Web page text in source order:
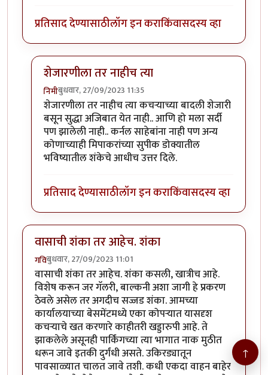
प्रतिसाद देण्यासाठीलॉग इन कराकिंवासदस्य व्हा
शेजारणीला तर नाहीच त्या
निमीबुधवार, 27/09/2023 11:35
In reply toएक प्रश्न - ह्या प्रोसेसमध्ये कुजका वास येतो का ?
शेजारणीला तर नाहीच त्या कचऱ्याच्या बादली शेजारी
बसून सुद्धा अजिबात येत नाही.. आणि हो मला सर्दी
पण झालेली नाही.. कर्नल साहेबांना नाही पण अन्य
कोणाच्याही मिपाकरांच्या सुपीक डोक्यातील
भविष्यातील शंकेचे आधीच उत्तर दिले.
प्रतिसाद देण्यासाठीलॉग इन कराकिंवासदस्य व्हा
वासाची शंका तर आहेच. शंका
गविबुधवार, 27/09/2023 11:01
वासाची शंका तर आहेच. शंका कसली, खात्रीच आहे.
विशेष करून जर गॅलरी, बाल्कनी अशा जागी हे प्रकरण
ठेवले असेल तर अगदीच सज्जड शंका. आमच्या
कार्यालयाच्या बेसमेंटमध्ये एका कोपऱ्यात यासदृश
कचऱ्याचे खत करणारे काहीतरी खड्डारुपी आहे. ते
झाकलेले असूनही पार्किंगच्या त्या भागात नाक मुठीत
धरून जावे इतकी दुर्गंधी असते. उकिरड्यातून
पावसाळ्यात चालत जावे तशी. कधी एकदा वाहन बाहेर
↑